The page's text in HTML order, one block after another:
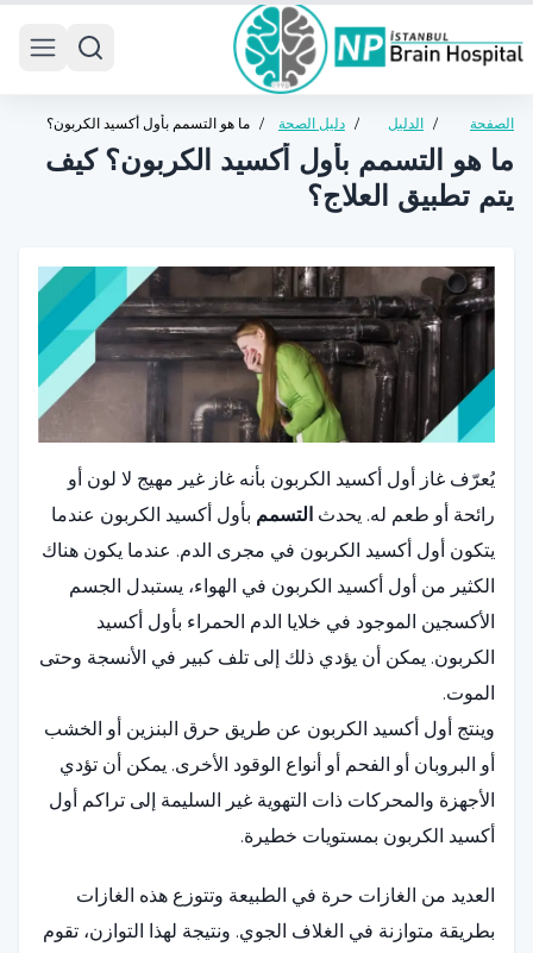
الصفحة
الرئيسية
/ الدليل
/ دليل الصحة
العامة
/ ما هو التسمم بأول أكسيد الكربون؟
كيف يتم تطبيق العلاج؟
ما هو التسمم بأول أكسيد الكربون؟ كيف
يتم تطبيق العلاج؟
يُعرّف غاز أول أكسيد الكربون بأنه غاز غير مهيج لا لون أو
رائحة أو طعم له. يحدث التسمم بأول أكسيد الكربون عندما
يتكون أول أكسيد الكربون في مجرى الدم. عندما يكون هناك
الكثير من أول أكسيد الكربون في الهواء، يستبدل الجسم
الأكسجين الموجود في خلايا الدم الحمراء بأول أكسيد
الكربون. يمكن أن يؤدي ذلك إلى تلف كبير في الأنسجة وحتى
الموت.
وينتج أول أكسيد الكربون عن طريق حرق البنزين أو الخشب
أو البروبان أو الفحم أو أنواع الوقود الأخرى. يمكن أن تؤدي
الأجهزة والمحركات ذات التهوية غير السليمة إلى تراكم أول
أكسيد الكربون بمستويات خطيرة.
العديد من الغازات حرة في الطبيعة وتتوزع هذه الغازات
بطريقة متوازنة في الغلاف الجوي. ونتيجة لهذا التوازن، تقوم